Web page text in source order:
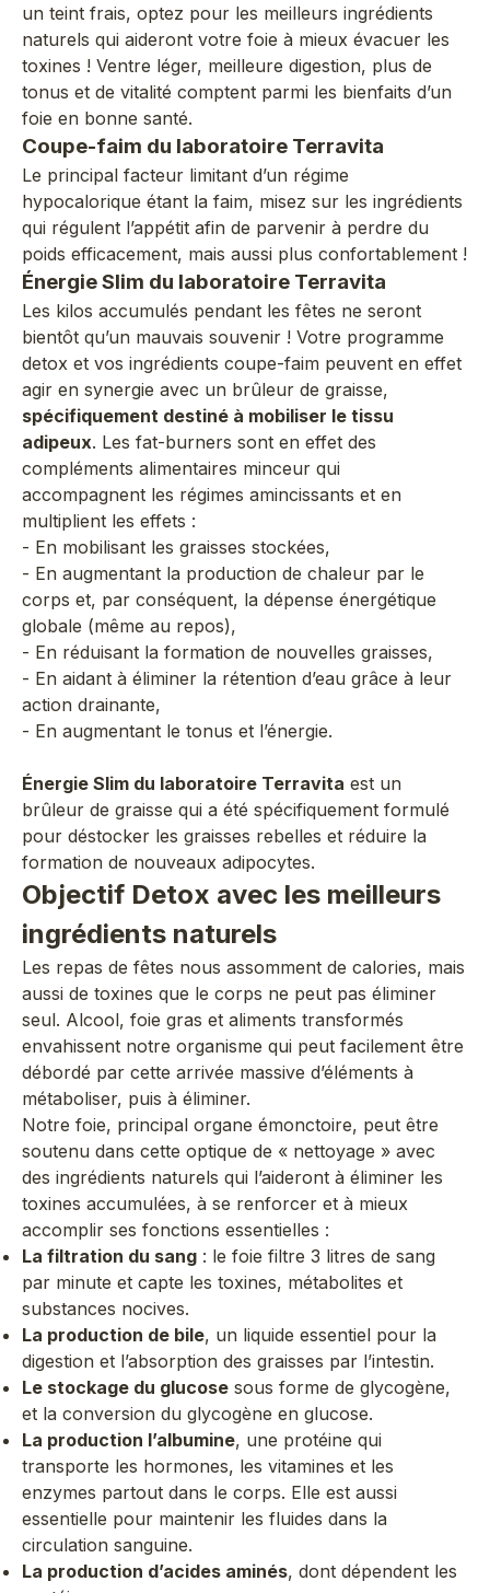
un teint frais, optez pour les meilleurs ingrédients
naturels qui aideront votre foie à mieux évacuer les
toxines ! Ventre léger, meilleure digestion, plus de
tonus et de vitalité comptent parmi les bienfaits d’un
foie en bonne santé.
Coupe-faim du laboratoire Terravita
Le principal facteur limitant d’un régime
hypocalorique étant la faim, misez sur les ingrédients
qui régulent l’appétit afin de parvenir à perdre du
poids efficacement, mais aussi plus confortablement !
Énergie Slim du laboratoire Terravita
Les kilos accumulés pendant les fêtes ne seront
bientôt qu’un mauvais souvenir ! Votre programme
detox et vos ingrédients coupe-faim peuvent en effet
agir en synergie avec un brûleur de graisse,
spécifiquement destiné à mobiliser le tissu
adipeux. Les fat-burners sont en effet des
compléments alimentaires minceur qui
accompagnent les régimes amincissants et en
multiplient les effets :
- En mobilisant les graisses stockées,
- En augmentant la production de chaleur par le
corps et, par conséquent, la dépense énergétique
globale (même au repos),
- En réduisant la formation de nouvelles graisses,
- En aidant à éliminer la rétention d’eau grâce à leur
action drainante,
- En augmentant le tonus et l’énergie.
Énergie Slim du laboratoire Terravita est un
brûleur de graisse qui a été spécifiquement formulé
pour déstocker les graisses rebelles et réduire la
formation de nouveaux adipocytes.
Objectif Detox avec les meilleurs
ingrédients naturels
Les repas de fêtes nous assomment de calories, mais
aussi de toxines que le corps ne peut pas éliminer
seul. Alcool, foie gras et aliments transformés
envahissent notre organisme qui peut facilement être
débordé par cette arrivée massive d’éléments à
métaboliser, puis à éliminer.
Notre foie, principal organe émonctoire, peut être
soutenu dans cette optique de « nettoyage » avec
des ingrédients naturels qui l’aideront à éliminer les
toxines accumulées, à se renforcer et à mieux
accomplir ses fonctions essentielles :
La filtration du sang : le foie filtre 3 litres de sang
par minute et capte les toxines, métabolites et
substances nocives.
La production de bile, un liquide essentiel pour la
digestion et l’absorption des graisses par l’intestin.
Le stockage du glucose sous forme de glycogène,
et la conversion du glycogène en glucose.
La production l’albumine, une protéine qui
transporte les hormones, les vitamines et les
enzymes partout dans le corps. Elle est aussi
essentielle pour maintenir les fluides dans la
circulation sanguine.
La production d’acides aminés, dont dépendent les